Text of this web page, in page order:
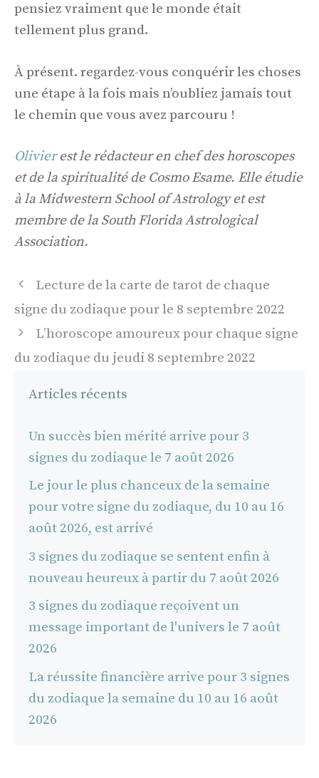
pensiez vraiment que le monde était
tellement plus grand.
À présent. regardez-vous conquérir les choses
une étape à la fois mais n’oubliez jamais tout
le chemin que vous avez parcouru !
Olivierest le rédacteur en chef des horoscopes
et de la spiritualité de Cosmo Esame. Elle étudie
à la Midwestern School of Astrology et est
membre de la South Florida Astrological
Association.
Navigation
des
articles
Lecture de la carte de tarot de chaque
signe du zodiaque pour le 8 septembre 2022
L’horoscope amoureux pour chaque signe
du zodiaque du jeudi 8 septembre 2022
Articles récents
Un succès bien mérité arrive pour 3
signes du zodiaque le 7 août 2026
Le jour le plus chanceux de la semaine
pour votre signe du zodiaque, du 10 au 16
août 2026, est arrivé
3 signes du zodiaque se sentent enfin à
nouveau heureux à partir du 7 août 2026
3 signes du zodiaque reçoivent un
message important de l'univers le 7 août
2026
La réussite financière arrive pour 3 signes
du zodiaque la semaine du 10 au 16 août
2026